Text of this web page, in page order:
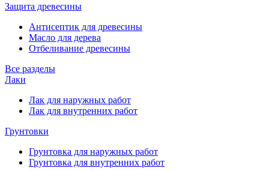
Защита древесины
Антисептик для древесины
Масло для дерева
Отбеливание древесины
Все разделы
Лаки
Лак для наружных работ
Лак для внутренних работ
Грунтовки
Грунтовка для наружных работ
Грунтовка для внутренних работ